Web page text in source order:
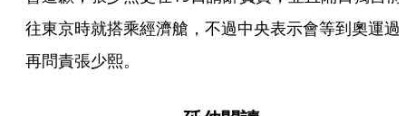
往東京時就搭乘經濟艙，不過中央表示會等到奧運過
再問責張少熙。